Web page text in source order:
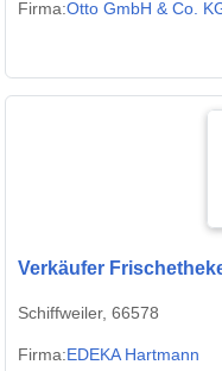
Firma:Otto GmbH & Co.
Verkäufer
Schiffweiler, 66578
Firma:EDEKA Hartmann